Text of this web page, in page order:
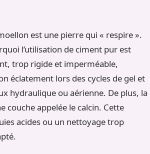
est une pierre qui « respire ».
l’utilisation de ciment pur est
trop rigide et imperméable,
éclatement lors des cycles de gel et
hydraulique ou aérienne. De plus, la
couche appelée le calcin. Cette
acides ou un nettoyage trop